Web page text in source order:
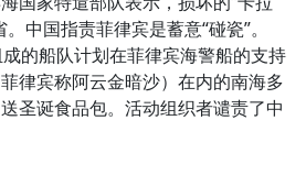
中国指责菲律宾是蓄意“碰瓷”。
的船队计划在菲律宾海警船的支持
律宾称阿云金暗沙）在内的南海多
圣诞食品包。活动组织者谴责了中